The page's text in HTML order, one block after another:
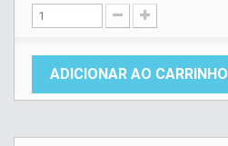
ADICIONAR AO CARRINHO